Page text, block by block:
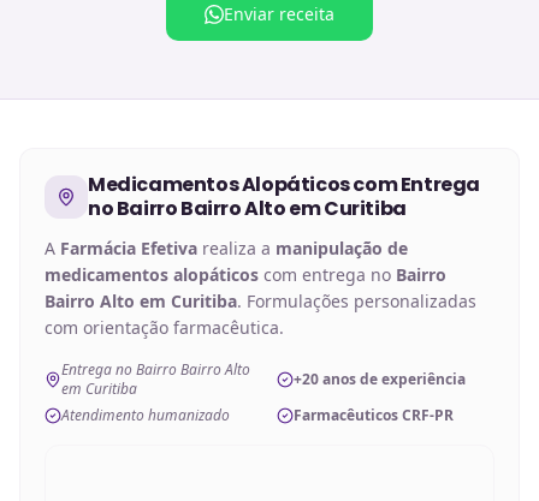
Enviar receita
Medicamentos Alopáticoscom Entrega
noBairro Bairro Alto em Curitiba
A Farmácia Efetiva realiza a manipulação de
medicamentos alopáticos com entrega no Bairro
Bairro Alto em Curitiba. Formulações personalizadas
com orientação farmacêutica.
Entrega no Bairro Bairro Alto
em Curitiba
+20 anos de experiência
Atendimento humanizado
Farmacêuticos CRF-PR